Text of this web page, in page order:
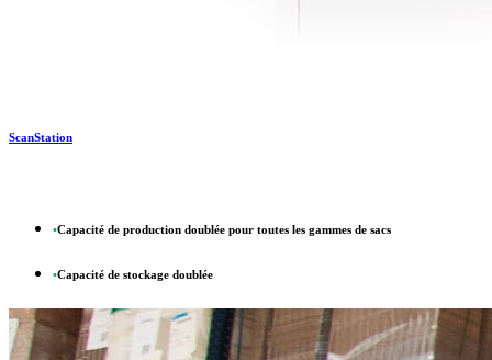
ScanStation
•Capacité de production doublée pour toutes les gammes de sacs
•Capacité de stockage doublée